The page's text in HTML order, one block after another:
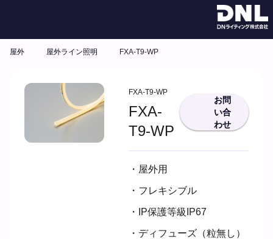
屋外 屋外ライン照明 FXA-T9-WP
FXA-T9-WP
FXA-
T9-WP
お問
い合
わせ
・屋外用
・フレキシブル
・IP保護等級IP67
・ディフューズ（粒無し）